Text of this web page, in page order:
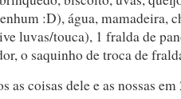
:D), água, mamadeira,
luvas/touca), 1 fralda de
o saquinho de troca de
as coisas dele e as nossas